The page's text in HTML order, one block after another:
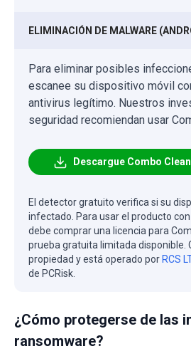
ELIMINACIÓN DE MALWARE
Para eliminar posibles
escanee su dispositivo móvil
antivirus legítimo. Nuestros
seguridad recomiendan usar
Descargue Combo
El detector gratuito verifica si su
infectado. Para usar el producto
debe comprar una licencia para
prueba gratuita limitada disponible.
propiedad y está operado por RCS
de PCRisk.
¿Cómo protegerse de las
ransomware?